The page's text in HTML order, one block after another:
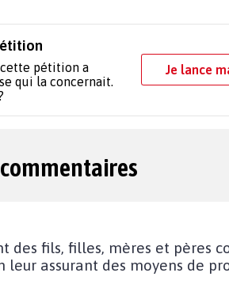
cette pétition a
qui la concernait.
Je lance
commentaires
des fils, filles, mères et pères
leur assurant des moyens de